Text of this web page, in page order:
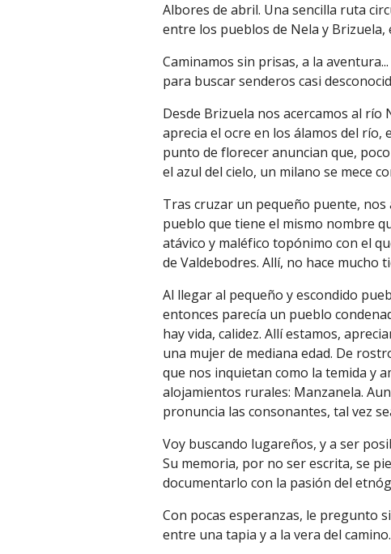
Albores de abril. Una sencilla ruta
entre los pueblos de Nela y Brizuela,
Caminamos sin prisas, a la
para buscar senderos casi
Desde Brizuela nos acercamos al río
aprecia el ocre en los álamos del río,
punto de florecer anuncian que,
el azul del cielo, un milano se mece
Tras cruzar un pequeño puente,
pueblo que tiene el mismo nombre
atávico y maléfico topónimo con el
de Valdebodres. Allí, no hace mucho
Al llegar al pequeño y escondido
entonces parecía un pueblo
hay vida, calidez. Allí estamos,
una mujer de mediana edad. De
que nos inquietan como la temida y
alojamientos rurales: Manzanela. A
pronuncia las consonantes, tal vez
Voy buscando lugareños, y a ser
Su memoria, por no ser escrita, se
documentarlo con la pasión del
Con pocas esperanzas, le pregunto
entre una tapia y a la vera del camino.